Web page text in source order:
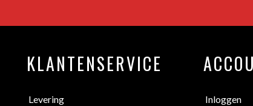
KLANTENSERVICE
Levering
Inloggen